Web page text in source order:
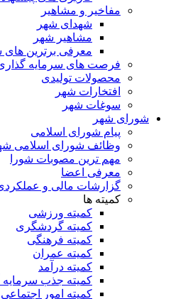
مفاخیر و مشاهیر
شهدای شهر
مشاهیر شهر
معرفی برترین های
فرصت های سرمایه
محصولات تولیدی
افتخارات شهر
سوغات شهر
شورای شهر
پیام شورای اسلامی
وظائف شورای اسلامی
مهم ترین مصوبات شورا
معرفی اعضا
گزارشات مالی و عملکردی
کمیته ها
کمیته ورزشی
کمیته گردشگری
کمیته فرهنگی
کمیته عمران
کمیته درآمد
کمیته جذب سرمایه
کمیته امور اجتماعی